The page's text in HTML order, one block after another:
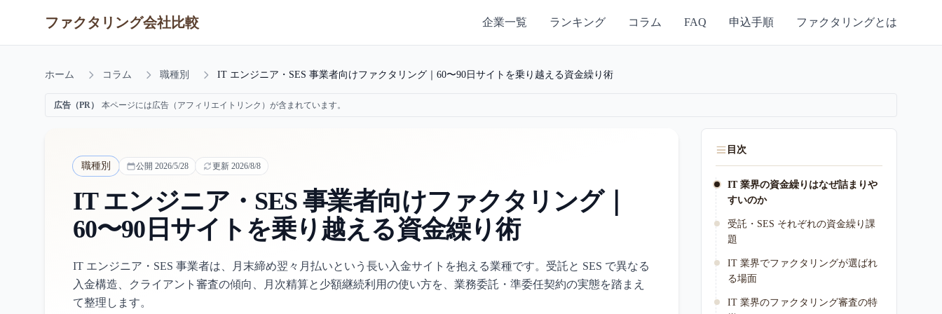
ファクタリング会社比較 企業一覧 ランキング コラム FAQ 申込手順 ファクタリングとは
ホーム コラム 職種別 IT エンジニア・SES 事業者向けファクタリング｜60〜90日サイトを乗り越える資金繰り術
広告（PR） 本ページには広告（アフィリエイトリンク）が含まれています。
職種別 公開 2026/5/28 更新 2026/8/8
IT エンジニア・SES 事業者向けファクタリング｜
60〜90日サイトを乗り越える資金繰り術
IT エンジニア・SES 事業者は、月末締め翌々月払いという長い入金サイトを抱える業種です。受託と SES で異なる
入金構造、クライアント審査の傾向、月次精算と少額継続利用の使い方を、業務委託・準委任契約の実態を踏まえ
て整理します。
目次
IT 業界の資金繰りはなぜ詰まりや
すいのか
受託・SES それぞれの資金繰り課
題
IT 業界でファクタリングが選ばれ
る場面
IT 業界のファクタリング審査の特